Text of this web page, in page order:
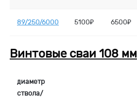
89/250/6000 5100₽ 6500₽
Винтовые сваи 108 мм
диаметр
ствола/